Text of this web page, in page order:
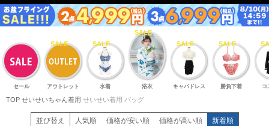
セール アウトレット 水着 浴衣 キャバドレス 勝負下着 コ
TOP せいせいちゃん着用 せいせい着用 バッグ
並び替え 人気順 価格が安い順 価格が高い順 新着順